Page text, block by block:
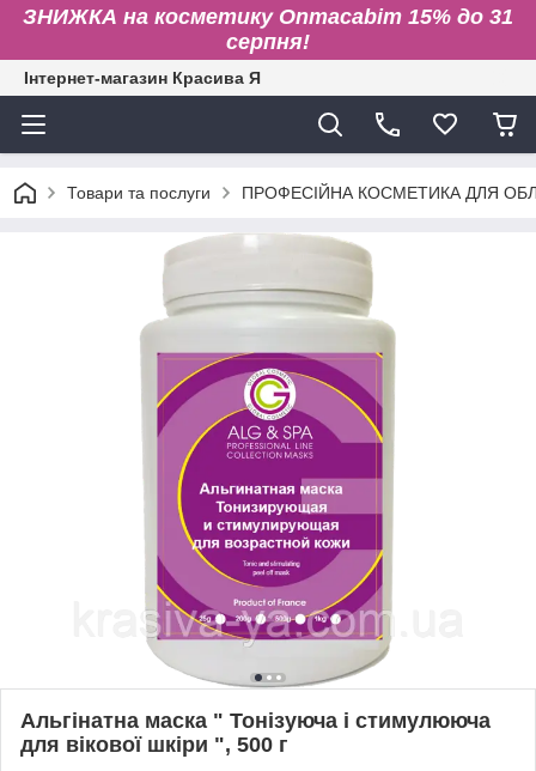
ЗНИЖКА на косметику Onmacabim 15% до 31
серпня!
Інтернет-магазин Красива Я
Товари та послуги ПРОФЕСІЙНА КОСМЕТИКА ДЛЯ
Альгінатна маска " Тонізуюча і стимулююча
для вікової шкіри ", 500 г